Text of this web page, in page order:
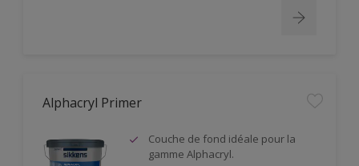
Alphacryl Primer
Couche de fond idéale pour la
gamme Alphacryl.